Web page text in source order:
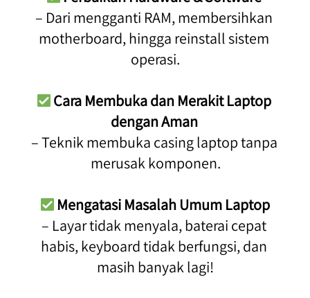
– Dari mengganti RAM, membersihkan
motherboard, hingga reinstall sistem
operasi.
Cara Membuka dan Merakit Laptop
dengan Aman
– Teknik membuka casing laptop tanpa
merusak komponen.
Mengatasi Masalah Umum Laptop
– Layar tidak menyala, baterai cepat
habis, keyboard tidak berfungsi, dan
masih banyak lagi!